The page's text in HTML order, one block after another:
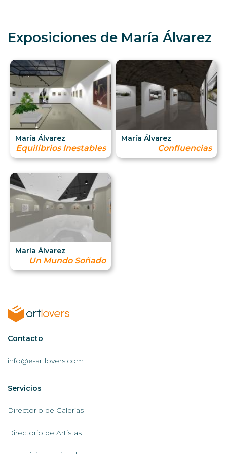
Exposiciones de María Álvarez
María Álvarez
Equilibrios Inestables
María Álvarez
Confluencias
María Álvarez
Un Mundo Soñado
Contactar
AL
Contacto
info@e-artlovers.com
Servicios
AL
Servicios
Directorio de Galerías
Directorio de Artistas